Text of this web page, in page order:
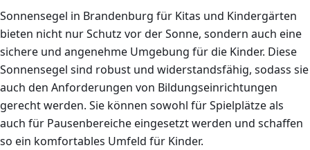
Sonnensegel in Brandenburg für Kitas und Kindergärten
bieten nicht nur Schutz vor der Sonne, sondern auch eine
sichere und angenehme Umgebung für die Kinder. Diese
Sonnensegel sind robust und widerstandsfähig, sodass sie
auch den Anforderungen von Bildungseinrichtungen
gerecht werden. Sie können sowohl für Spielplätze als
auch für Pausenbereiche eingesetzt werden und schaffen
so ein komfortables Umfeld für Kinder.